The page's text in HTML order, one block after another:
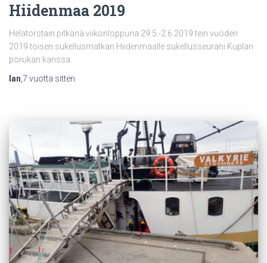
Hiidenmaa 2019
Helatorstain pitkänä viikonloppuna 29.5.-2.6.2019 tein vuoden
2019 toisen sukellusmatkan Hiidenmaalle sukellusseurani Kuplan
porukan kanssa.
Ian 7 vuotta sitten